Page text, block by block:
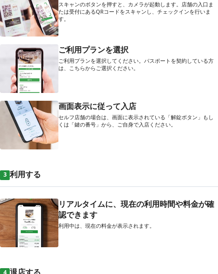
スキャンのボタンを押すと、カメラが起動します。店舗の入口ま
たは受付にあるQRコードをスキャンし、チェックインを行いま
す。
ご利用プランを選択
ご利用プランを選択してください。パスポートを契約している方
は、こちらからご選択ください。
画面表示に従って入店
セルフ店舗の場合は、画面に表示されている「解錠ボタン」もし
くは「鍵の番号」から、ご自身で入店ください。
3 利用する
リアルタイムに、現在の利用時間や料金が確
認できます
利用中は、現在の料金が表示されます。
4